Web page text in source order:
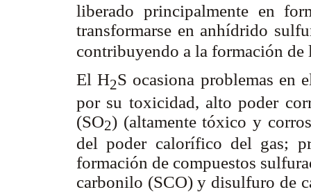
liberado principalmente en
transformarse en anhídrido
contribuyendo a la formación
El H2S ocasiona problemas en
por su toxicidad, alto poder
(SO2) (altamente tóxico y
del poder calorífico del gas;
formación de compuestos
carbonilo (SCO) y disulfuro de